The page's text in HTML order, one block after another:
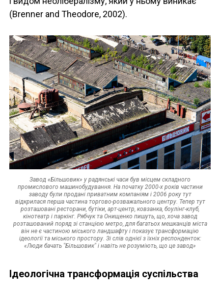
(Brenner and Theodore, 2002).
Завод «Більшовик» у радянські часи був місцем складного
промислового машинобудування. На початку 2000-х років частини
заводу були продані приватним компаніям і 2006 року тут
відкрилася перша частина торгово-розважального центру. Тепер тут
розташовані ресторани, бутіки, арт-центр, ковзанка, боулінг-клуб,
кінотеатр і паркінг. Рябчук та Онищенко пишуть, що, хоча завод
розташований поряд зі станцією метро, для багатьох мешканців міста
він не є частиною міського ландшафту і показує трансформацію
ідеології та міського простору. Зі слів однієї з їхніх респонденток:
«Люди бачать "Більшовик" і навіть не розуміють, що це завод»
Ідеологічна трансформація суспільства